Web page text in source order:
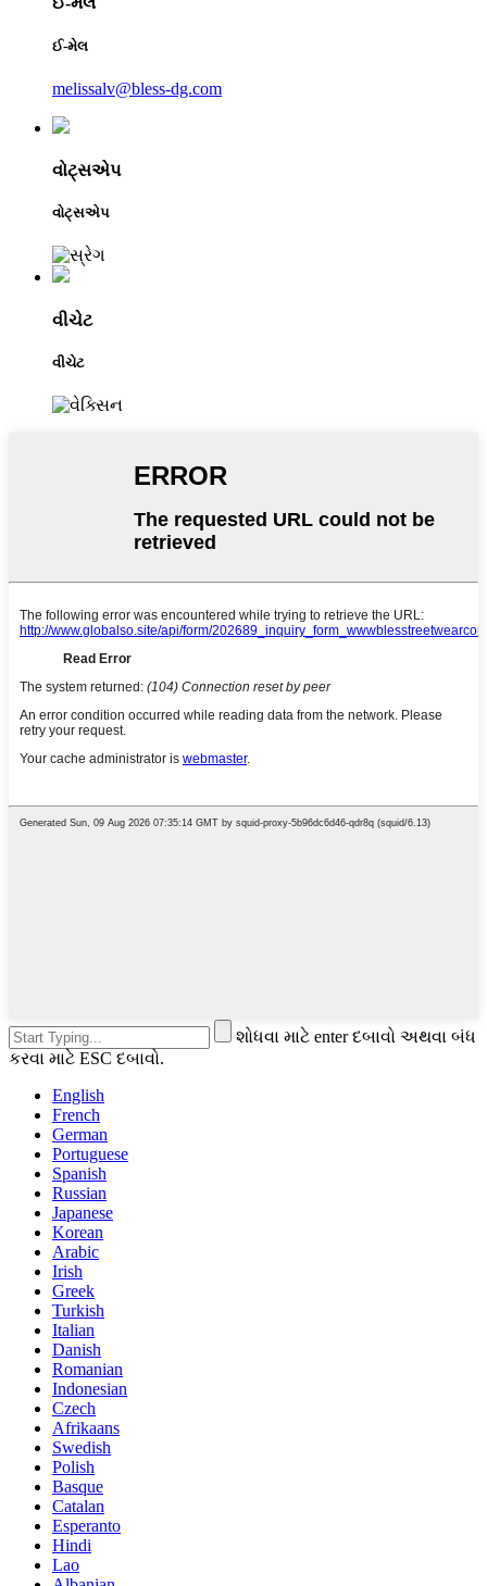
ઈ-મેલ
melissalv@bless-dg.com
વોટ્સએપ
વોટ્સએપ
વીચેટ
વીચેટ
શોધવા માટે enter દબાવો અથવા બંધ
કરવા માટે ESC દબાવો.
English
French
German
Portuguese
Spanish
Russian
Japanese
Korean
Arabic
Irish
Greek
Turkish
Italian
Danish
Romanian
Indonesian
Czech
Afrikaans
Swedish
Polish
Basque
Catalan
Esperanto
Hindi
Lao